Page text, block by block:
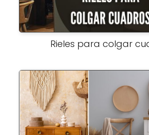
Rieles para colgar